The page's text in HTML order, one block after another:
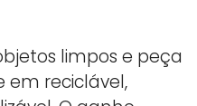
limpos e peça
em reciclável,